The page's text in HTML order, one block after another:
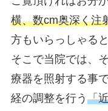
横、数cm奥深く注
方もいらっしゃる
そこで当院では、
療器を照射する事
経の調整を行う 「